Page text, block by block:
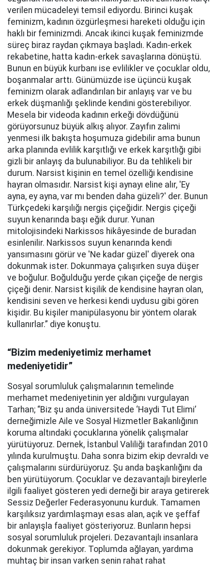
verilen mücadeleyi temsil ediyordu. Birinci kuşak
feminizm, kadının özgürleşmesi hareketi olduğu için
haklı bir feminizmdi. Ancak ikinci kuşak feminizmde
süreç biraz raydan çıkmaya başladı. Kadın-erkek
rekabetine, hatta kadın-erkek savaşlarına dönüştü.
Bunun en büyük kurbanı ise evlilikler ve çocuklar oldu,
boşanmalar arttı. Günümüzde ise üçüncü kuşak
feminizm olarak adlandırılan bir anlayış var ve bu
erkek düşmanlığı şeklinde kendini gösterebiliyor.
Mesela bir videoda kadının erkeği dövdüğünü
görüyorsunuz büyük alkış alıyor. Zayıfın zalimi
yenmesi ilk bakışta hoşumuza gidebilir ama bunun
arka planında evlilik karşıtlığı ve erkek karşıtlığı gibi
gizli bir anlayış da bulunabiliyor. Bu da tehlikeli bir
durum. Narsist kişinin en temel özelliği kendisine
hayran olmasıdır. Narsist kişi aynayı eline alır, 'Ey
ayna, ey ayna, var mı benden daha güzeli?' der. Bunun
Türkçedeki karşılığı nergis çiçeğidir. Nergis çiçeği
suyun kenarında başı eğik durur. Yunan
mitolojisindeki Narkissos hikâyesinde de buradan
esinlenilir. Narkissos suyun kenarında kendi
yansımasını görür ve 'Ne kadar güzel' diyerek ona
dokunmak ister. Dokunmaya çalışırken suya düşer
ve boğulur. Boğulduğu yerde çıkan çiçeğe de nergis
çiçeği denir. Narsist kişilik de kendisine hayran olan,
kendisini seven ve herkesi kendi uydusu gibi gören
kişidir. Bu kişiler manipülasyonu bir yöntem olarak
kullanırlar.” diye konuştu.
“Bizim medeniyetimiz merhamet
medeniyetidir”
Sosyal sorumluluk çalışmalarının temelinde
merhamet medeniyetinin yer aldığını vurgulayan
Tarhan; “Biz şu anda üniversitede ‘Haydi Tut Elimi’
derneğimizle Aile ve Sosyal Hizmetler Bakanlığının
koruma altındaki çocuklarına yönelik çalışmalar
yürütüyoruz. Dernek, İstanbul Valiliği tarafından 2010
yılında kurulmuştu. Daha sonra bizim ekip devraldı ve
çalışmalarını sürdürüyoruz. Şu anda başkanlığını da
ben yürütüyorum. Çocuklar ve dezavantajlı bireylerle
ilgili faaliyet gösteren yedi derneği bir araya getirerek
Sessiz Değerler Federasyonunu kurduk. Tamamen
karşılıksız yardımlaşmayı esas alan, açık ve şeffaf
bir anlayışla faaliyet gösteriyoruz. Bunların hepsi
sosyal sorumluluk projeleri. Dezavantajlı insanlara
dokunmak gerekiyor. Toplumda ağlayan, yardıma
muhtaç bir insan varken senin rahat rahat